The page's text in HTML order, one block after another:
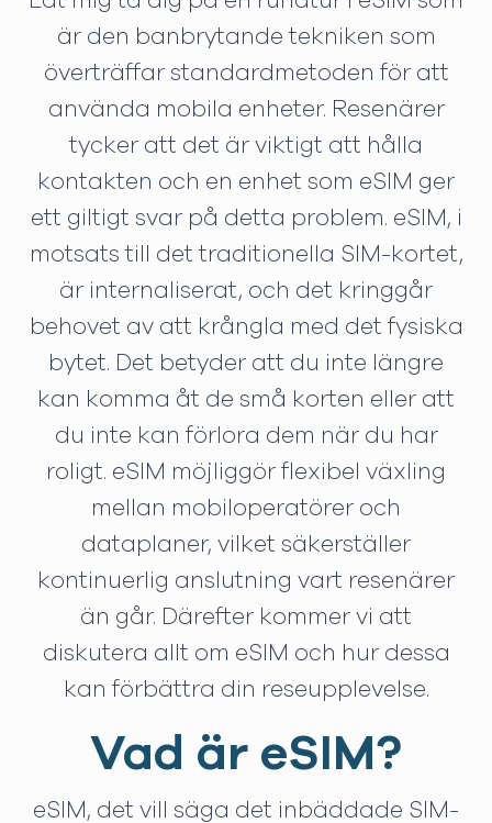
är den banbrytande tekniken som
överträffar standardmetoden för att
använda mobila enheter. Resenärer
tycker att det är viktigt att hålla
kontakten och en enhet som eSIM ger
ett giltigt svar på detta problem. eSIM, i
motsats till det traditionella SIM-kortet,
är internaliserat, och det kringgår
behovet av att krångla med det fysiska
bytet. Det betyder att du inte längre
kan komma åt de små korten eller att
du inte kan förlora dem när du har
roligt. eSIM möjliggör flexibel växling
mellan mobiloperatörer och
dataplaner, vilket säkerställer
kontinuerlig anslutning vart resenärer
än går. Därefter kommer vi att
diskutera allt om eSIM och hur dessa
kan förbättra din reseupplevelse.
Vad är eSIM?
eSIM, det vill säga det inbäddade SIM-